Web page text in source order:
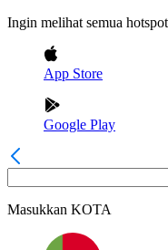
Ingin melihat semua
App Store
Google Play
Masukkan KOTA